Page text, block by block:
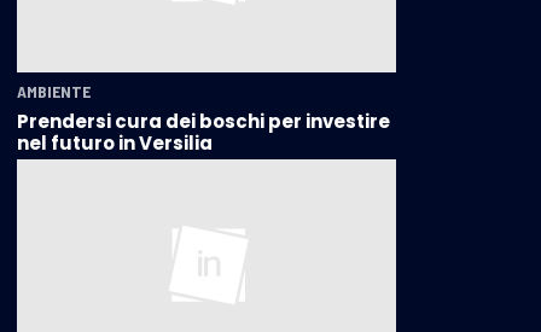
AMBIENTE
Prendersi cura dei boschi per investire
nel futuro in Versilia